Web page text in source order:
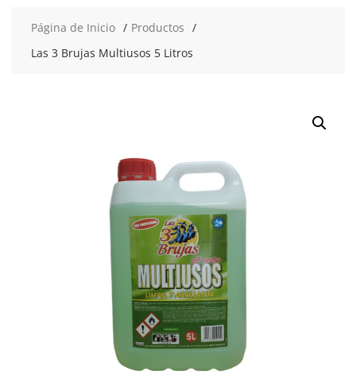
Página de Inicio
Productos
Las 3 Brujas Multiusos 5 Litros